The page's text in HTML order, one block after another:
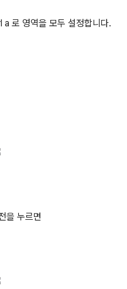
로 영역을 모두 설정합니다.
을 누르면